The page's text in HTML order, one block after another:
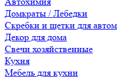
Домкраты / Лебедки
Скребки и щетки для
Декор для дома
Свечи хозяйственные
Кухня
Мебель для кухни